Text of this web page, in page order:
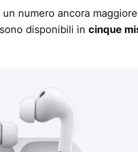
numero ancora
disponibili in cinque